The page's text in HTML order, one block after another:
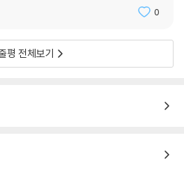
명의 나라 중국, 영원한 대제국 로마, 역
후반부터 6세기 후반까지 세계 문명의
자세히 다루고 있는데, 이는 연대기로서
를 보여주는 면목이다. 중국사에서는 고고
키우도록 돕는다.
0
평 전체보기